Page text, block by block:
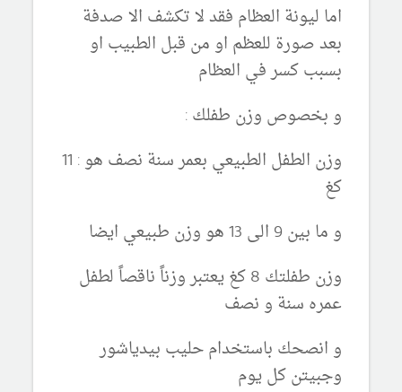
اما ليونة العظام فقد لا تكشف الا صدفة
بعد صورة للعظم او من قبل الطبيب او
بسبب كسر في العظام
و بخصوص وزن طفلك :
وزن الطفل الطبيعي بعمر سنة نصف هو : 11
كغ
و ما بين 9 الى 13 هو وزن طبيعي ايضا
وزن طفلتك 8 كغ يعتبر وزناً ناقصاً لطفل
عمره سنة و نصف
و انصحك باستخدام حليب بيدياشور
وجبيتن كل يوم